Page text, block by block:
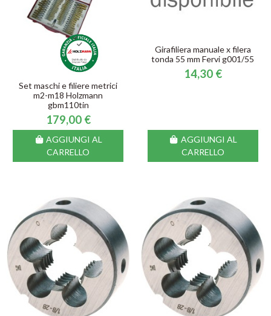
Set maschi e filiere metrici
m2-m18 Holzmann
gbm110tin
179,00 €
AGGIUNGI AL
CARRELLO
Girafiliera manuale x filera
tonda 55 mm Fervi g001/55
14,30 €
AGGIUNGI AL
CARRELLO